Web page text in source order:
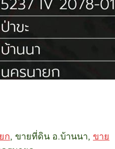
ก, ขายที่ดิน อ.บ้านนา, ขาย